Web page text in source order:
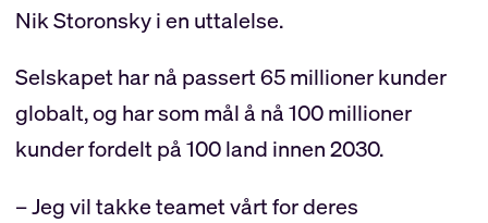
Nik Storonsky i en uttalelse.
Selskapet har nå passert 65 millioner kunder
globalt, og har som mål å nå 100 millioner
kunder fordelt på 100 land innen 2030.
– Jeg vil takke teamet vårt for deres